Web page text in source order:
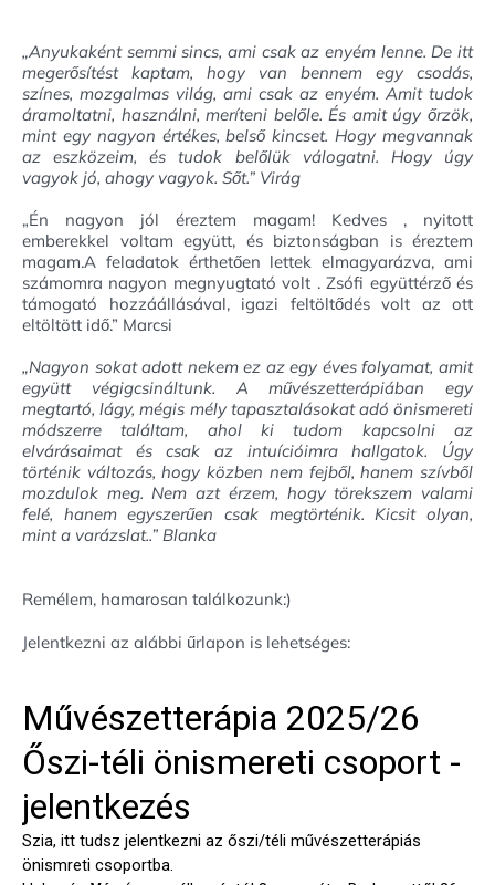
„Anyukaként semmi sincs, ami csak az enyém lenne. De itt
megerősítést kaptam, hogy van bennem egy csodás,
színes, mozgalmas világ, ami csak az enyém. Amit tudok
áramoltatni, használni, meríteni belőle. És amit úgy őrzök,
mint egy nagyon értékes, belső kincset. Hogy megvannak
az eszközeim, és tudok belőlük válogatni. Hogy úgy
vagyok jó, ahogy vagyok. Sőt.” Virág
„Én nagyon jól éreztem magam! Kedves , nyitott
emberekkel voltam együtt, és biztonságban is éreztem
magam.A feladatok érthetően lettek elmagyarázva, ami
számomra nagyon megnyugtató volt . Zsófi együttérző és
támogató hozzáállásával, igazi feltöltődés volt az ott
eltöltött idő.” Marcsi
„Nagyon sokat adott nekem ez az egy éves folyamat, amit
együtt végigcsináltunk. A művészetterápiában egy
megtartó, lágy, mégis mély tapasztalásokat adó önismereti
módszerre találtam, ahol ki tudom kapcsolni az
elvárásaimat és csak az intuícióimra hallgatok. Úgy
történik változás, hogy közben nem fejből, hanem szívből
mozdulok meg. Nem azt érzem, hogy törekszem valami
felé, hanem egyszerűen csak megtörténik. Kicsit olyan,
mint a varázslat..” Blanka
Remélem, hamarosan találkozunk:)
Jelentkezni az alábbi űrlapon is lehetséges: